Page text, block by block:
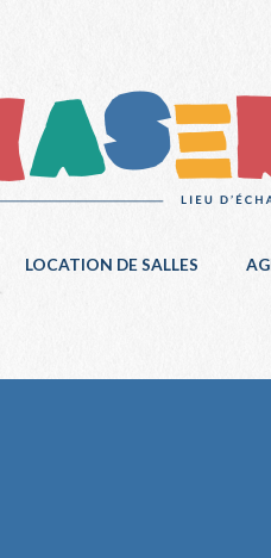
LOCATION DE SALLES